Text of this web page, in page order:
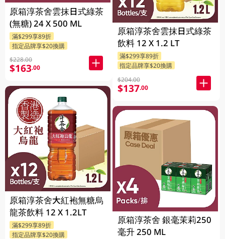
原箱淳茶舍雲抹日式綠茶
(無糖) 24 X 500 ML
滿$299享89折
指定品牌享$20換購
$228.00
$163.00
原箱淳茶舍大紅袍無糖烏
龍茶飲料 12 X 1.2LT
滿$299享89折
指定品牌享$20換購
原箱淳茶舍雲抹日式綠茶
飲料 12 X 1.2 LT
滿$299享89折
指定品牌享$20換購
$204.00
$137.00
原箱淳茶舍 銀毫茉莉250
毫升 250 ML